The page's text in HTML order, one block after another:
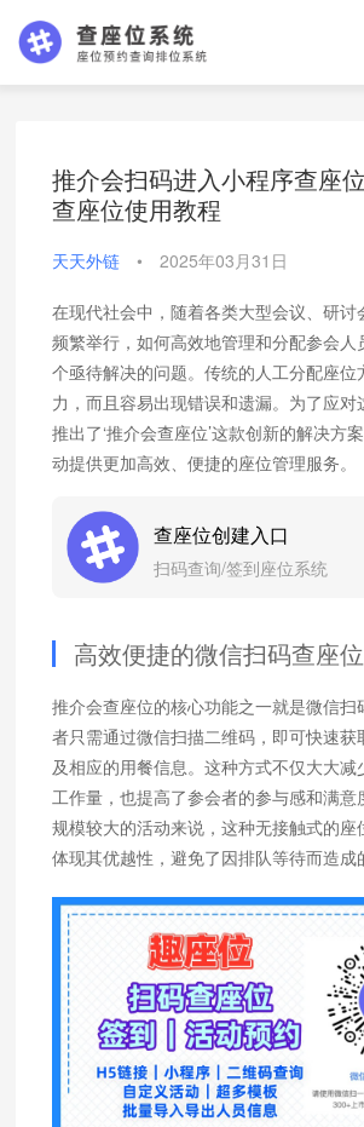
推介会扫码进入小程序查座
查座位使用教程
天天外链 • 2025年03月31日
在现代社会中，随着各类大型会议、研讨
频繁举行，如何高效地管理和分配参会人
个亟待解决的问题。传统的人工分配座位
力，而且容易出现错误和遗漏。为了应对
推出了‘推介会查座位’这款创新的解决方
动提供更加高效、便捷的座位管理服务。
查座位创建入口
扫码查询/签到座位系统
高效便捷的微信扫码查座位
推介会查座位的核心功能之一就是微信扫
者只需通过微信扫描二维码，即可快速获
及相应的用餐信息。这种方式不仅大大减
工作量，也提高了参会者的参与感和满意
规模较大的活动来说，这种无接触式的座
体现其优越性，避免了因排队等待而造成